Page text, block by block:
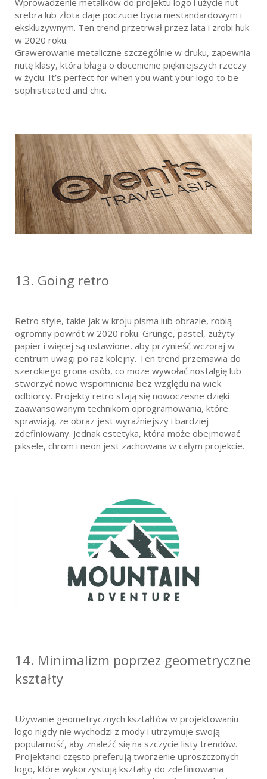
srebra lub złota daje poczucie bycia niestandardowym i
ekskluzywnym. Ten trend przetrwał przez lata i zrobi huk
w 2020 roku.
Grawerowanie metaliczne szczególnie w druku, zapewnia
nutę klasy, która błaga o docenienie piękniejszych rzeczy
w życiu. It’s perfect for when you want your logo to be
sophisticated and chic.
13. Going retro
Retro style, takie jak w kroju pisma lub obrazie, robią
ogromny powrót w 2020 roku. Grunge, pastel, zużyty
papier i więcej są ustawione, aby przynieść wczoraj w
centrum uwagi po raz kolejny. Ten trend przemawia do
szerokiego grona osób, co może wywołać nostalgię lub
stworzyć nowe wspomnienia bez względu na wiek
odbiorcy. Projekty retro stają się nowoczesne dzięki
zaawansowanym technikom oprogramowania, które
sprawiają, że obraz jest wyraźniejszy i bardziej
zdefiniowany. Jednak estetyka, która może obejmować
piksele, chrom i neon jest zachowana w całym projekcie.
14. Minimalizm poprzez geometryczne
kształty
Używanie geometrycznych kształtów w projektowaniu
logo nigdy nie wychodzi z mody i utrzymuje swoją
popularność, aby znaleźć się na szczycie listy trendów.
Projektanci często preferują tworzenie uproszczonych
logo, które wykorzystują kształty do zdefiniowania